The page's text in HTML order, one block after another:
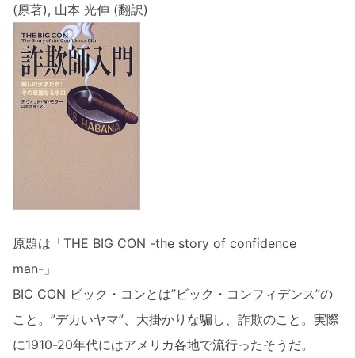
(原著), 山本 光伸 (翻訳)
原題は「THE BIG CON -the story of confidence
man-」
BIC CON ビック・コンとは”ビック・コンフィデンス”の
こと。”デカいヤマ”、大掛かりな騙し、詐欺のこと。実際
に1910-20年代にはアメリカ各地で流行ったそうだ。